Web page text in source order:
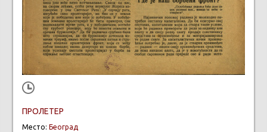
ПРОЛЕТЕР
Место: Београд